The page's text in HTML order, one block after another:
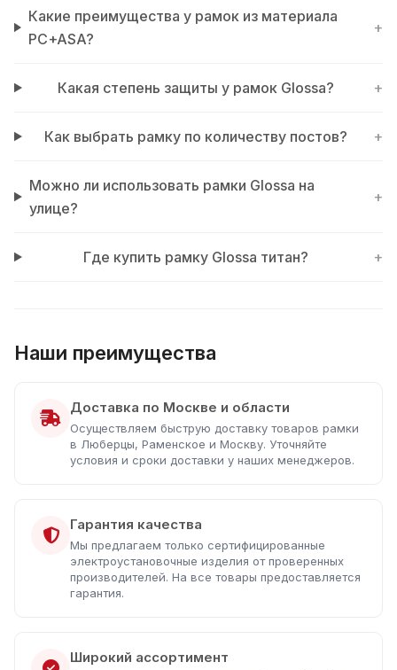
Какие преимущества у рамок из материала
PC+ASA?
+
Какая степень защиты у рамок Glossa? +
Как выбрать рамку по количеству постов? +
Можно ли использовать рамки Glossa на
улице?
+
Где купить рамку Glossa титан? +
Наши преимущества
Доставка по Москве и области
Осуществляем быструю доставку товаров рамки
в Люберцы, Раменское и Москву. Уточняйте
условия и сроки доставки у наших менеджеров.
Гарантия качества
Мы предлагаем только сертифицированные
электроустановочные изделия от проверенных
производителей. На все товары предоставляется
гарантия.
Широкий ассортимент